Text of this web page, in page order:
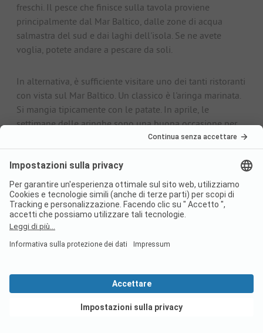
freschi. Il pesce che finisce sulla tavola proviene
principalmente dal Mar Baltico, dalle zone di acqua
salmastra del sud e dai laghi dell'isola. Se ne avete
voglia, potete andare a pescare da soli.
In alternativa, è sufficiente visitare uno dei tanti ristoranti
con vista sul Mar Baltico. Un classico è l'aringa marinata.
Si mangia tipicamente con le patate. In aprile, le
settimane delle aringhe sono una buona occasione per
provare le prelibatezze. Questo periodo è ideale per il
campeggio a Usedom.
Nei tempi della DDR la Soljanka con salsicce, cetrioli,
cipolle, pomodori e Letscho è diventato un classico in
tutti i menu di Usedom. La zuppa è raffinata con panna
acida e una fetta di limone.
Usedom con molto gusto e in vari modi. Per la digestione
potete assaporare la grappa al cumino Köm o